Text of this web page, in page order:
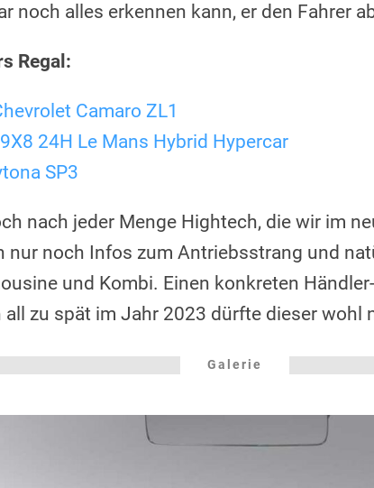
noch alles erkennen kann, er den Fahrer
Regal:
Camaro ZL1
9X8 24H Le Mans Hybrid Hypercar
SP3
nach jeder Menge Hightech, die wir im
nur noch Infos zum Antriebsstrang und
und Kombi. Einen konkreten
zu spät im Jahr 2023 dürfte dieser wohl
Galerie